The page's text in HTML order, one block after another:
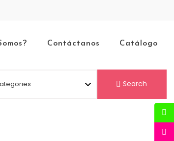
Contáctanos Catálogo
Search